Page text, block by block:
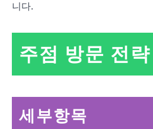
니다.
주점 방문 전
세부항목